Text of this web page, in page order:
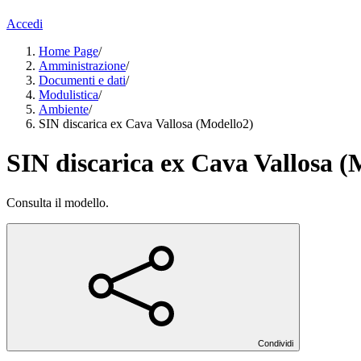
Accedi
Home Page/
Amministrazione/
Documenti e dati/
Modulistica/
Ambiente/
SIN discarica ex Cava Vallosa (Modello2)
SIN discarica ex Cava Vallosa
Consulta il modello.
Condividi